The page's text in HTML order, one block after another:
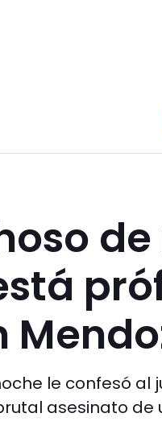
le confesó
asesinato